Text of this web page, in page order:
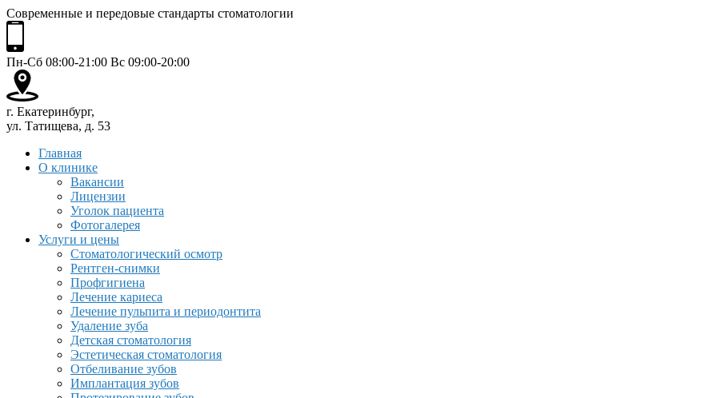
Современные и передовые стандарты стоматологии
Пн-Сб 08:00-21:00 Вс 09:00-20:00
г. Екатеринбург,
ул. Татищева, д. 53
Главная
О клинике
Вакансии
Лицензии
Уголок пациента
Фотогалерея
Услуги и цены
Стоматологический осмотр
Рентген-снимки
Профгигиена
Лечение кариеса
Лечение пульпита и периодонтита
Удаление зуба
Детская стоматология
Эстетическая стоматология
Отбеливание зубов
Имплантация зубов